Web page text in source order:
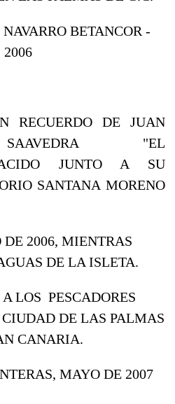
BETANCOR -
2006
RECUERDO DE JUAN
"EL
JUNTO A SU
SANTANA MORENO
DE 2006, MIENTRAS
DE LA ISLETA.
LOS PESCADORES
DE LAS PALMAS
CANARIA.
MAYO DE 2007